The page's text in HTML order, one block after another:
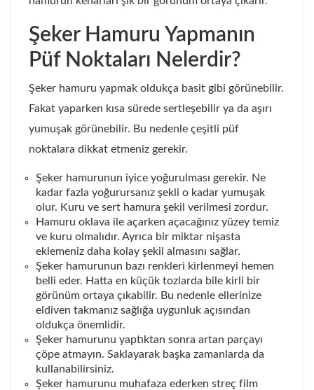
Şeker Hamuru Yapmanın
Püf Noktaları Nelerdir?
Şeker hamuru yapmak oldukça basit gibi görünebilir.
Fakat yaparken kısa sürede sertleşebilir ya da aşırı
yumuşak görünebilir. Bu nedenle çeşitli püf
noktalara dikkat etmeniz gerekir.
Şeker hamurunun iyice yoğurulması gerekir. Ne
kadar fazla yoğurursanız şekli o kadar yumuşak
olur. Kuru ve sert hamura şekil verilmesi zordur.
Hamuru oklava ile açarken açacağınız yüzey temiz
ve kuru olmalıdır. Ayrıca bir miktar nişasta
eklemeniz daha kolay şekil almasını sağlar.
Şeker hamurunun bazı renkleri kirlenmeyi hemen
belli eder. Hatta en küçük tozlarda bile kirli bir
görünüm ortaya çıkabilir. Bu nedenle ellerinize
eldiven takmanız sağlığa uygunluk açısından
oldukça önemlidir.
Şeker hamurunu yaptıktan sonra artan parçayı
çöpe atmayın. Saklayarak başka zamanlarda da
kullanabilirsiniz.
Şeker hamurunu muhafaza ederken streç film